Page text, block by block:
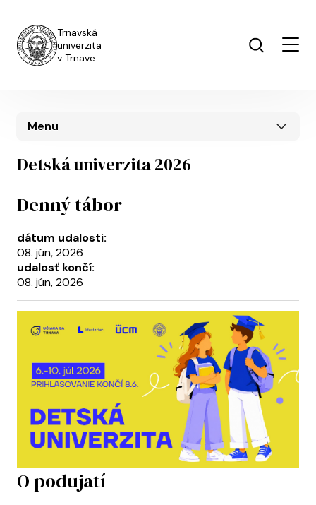
Trnavská
univerzita
v Trnave
Detská univerzita 2026
O podujatí
Denný tábor
dátum udalosti:
08. jún, 2026
udalosť končí:
08. jún, 2026
Menu